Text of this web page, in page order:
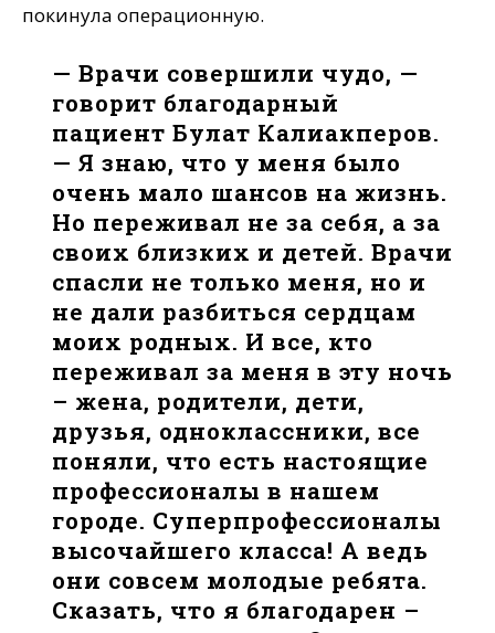
покинула операционную.
— Врачи совершили чудо, —
говорит благодарный
пациент Булат Калиакперов.
— Я знаю, что у меня было
очень мало шансов на жизнь.
Но переживал не за себя, а за
своих близких и детей. Врачи
спасли не только меня, но и
не дали разбиться сердцам
моих родных. И все, кто
переживал за меня в эту ночь
– жена, родители, дети,
друзья, одноклассники, все
поняли, что есть настоящие
профессионалы в нашем
городе. Суперпрофессионалы
высочайшего класса! А ведь
они совсем молодые ребята.
Сказать, что я благодарен –